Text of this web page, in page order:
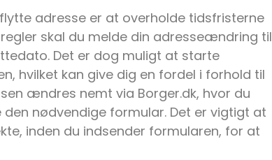
adresse er at overholde tidsfristerne
skal du melde din adresseændring til
Det er dog muligt at starte
hvilket kan give dig en fordel i forhold til
ændres nemt via Borger.dk, hvor du
nødvendige formular. Det er vigtigt at
inden du indsender formularen, for at